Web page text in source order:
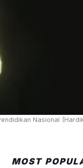
Nasional
MOST